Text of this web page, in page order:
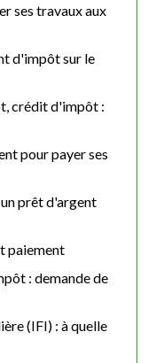
ses travaux aux
d'impôt sur le
crédit d'impôt :
pour payer ses
prêt d'argent
paiement
: demande de
(IFI) : à quelle